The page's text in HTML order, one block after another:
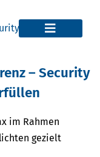
– Security
im Rahmen
gezielt